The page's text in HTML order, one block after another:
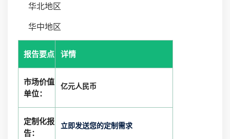
华北地区
华中地区
报告要点 详情
市场价值
单位：
亿元人民币
定制化报
告：
立即发送您的定制需求